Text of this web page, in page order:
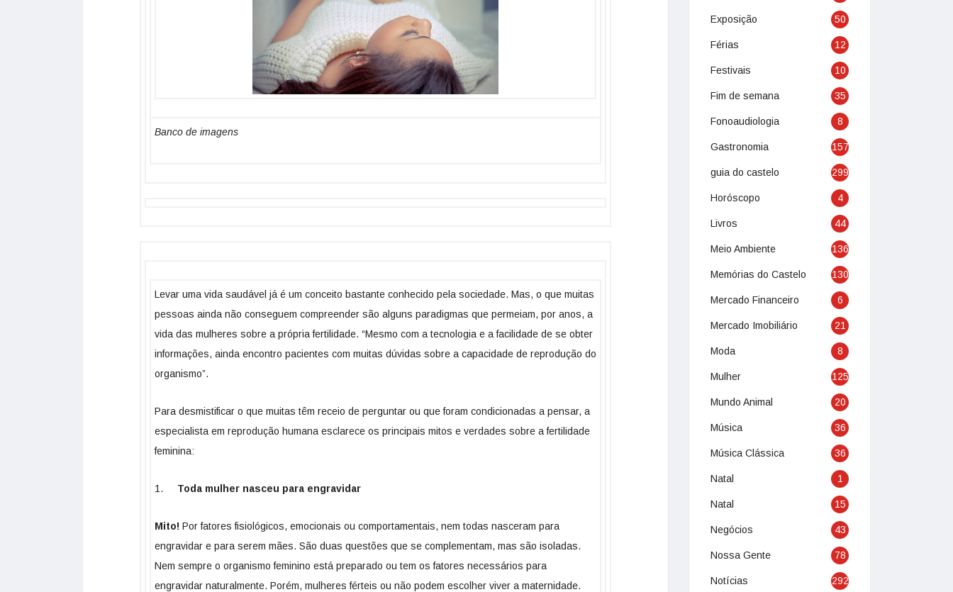
Banco de imagens
Levar uma vida saudável já é um conceito bastante conhecido pela sociedade. Mas, o que muitas
pessoas ainda não conseguem compreender são alguns paradigmas que permeiam, por anos, a
vida das mulheres sobre a própria fertilidade. “Mesmo com a tecnologia e a facilidade de se obter
informações, ainda encontro pacientes com muitas dúvidas sobre a capacidade de reprodução do
organismo”.
Para desmistificar o que muitas têm receio de perguntar ou que foram condicionadas a pensar, a
especialista em reprodução humana esclarece os principais mitos e verdades sobre a fertilidade
feminina:
1. Toda mulher nasceu para engravidar
Mito! Por fatores fisiológicos, emocionais ou comportamentais, nem todas nasceram para
engravidar e para serem mães. São duas questões que se complementam, mas são isoladas.
Nem sempre o organismo feminino está preparado ou tem os fatores necessários para
engravidar naturalmente. Porém, mulheres férteis ou não podem escolher viver a maternidade.
Exposição 50
Férias 12
Festivais 10
Fim de semana 35
Fonoaudiologia 8
Gastronomia 157
guia do castelo 299
Horóscopo 4
Livros 44
Meio Ambiente 136
Memórias do Castelo 130
Mercado Financeiro 6
Mercado Imobiliário 21
Moda 8
Mulher 125
Mundo Animal 20
Música 36
Música Clássica 36
Natal 1
Natal 15
Negócios 43
Nossa Gente 78
Notícias 292